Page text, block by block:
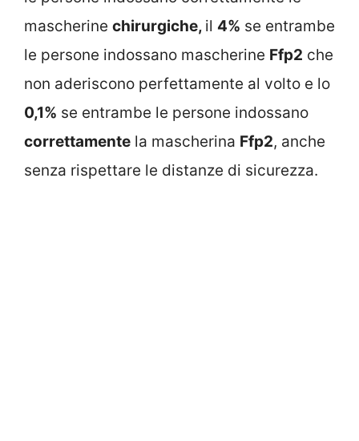
mascherine chirurgiche, il 4% se entrambe
le persone indossano mascherine Ffp2 che
non aderiscono perfettamente al volto e lo
0,1% se entrambe le persone indossano
correttamente la mascherina Ffp2, anche
senza rispettare le distanze di sicurezza.